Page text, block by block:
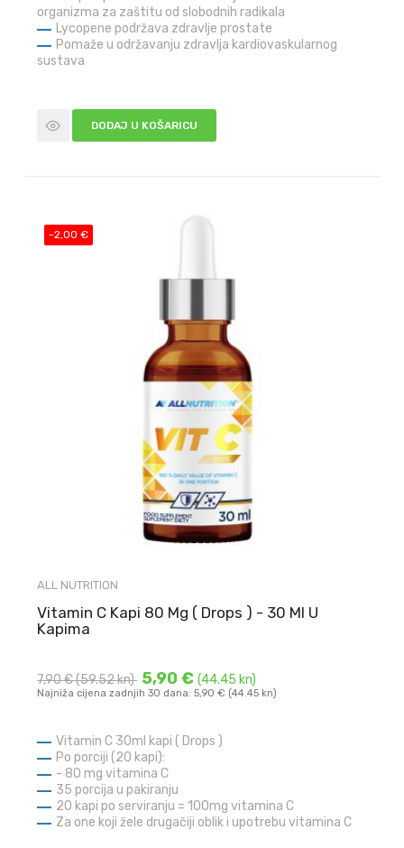
organizma za zaštitu od slobodnih radikala
Lycopene podržava zdravlje prostate
Pomaže u održavanju zdravlja kardiovaskularnog
sustava
DODAJ U KOŠARICU
-2,00 €
ALL NUTRITION
Vitamin C Kapi 80 Mg ( Drops ) - 30 Ml U
Kapima
7,90 €(59.52 kn) 5,90 €(44.45 kn)
Najniža cijena zadnjih 30 dana: 5,90 € (44.45 kn)
Vitamin C 30ml kapi ( Drops )
Po porciji (20 kapi):
- 80 mg vitamina C
35 porcija u pakiranju
20 kapi po serviranju = 100mg vitamina C
Za one koji žele drugačiji oblik i upotrebu vitamina C